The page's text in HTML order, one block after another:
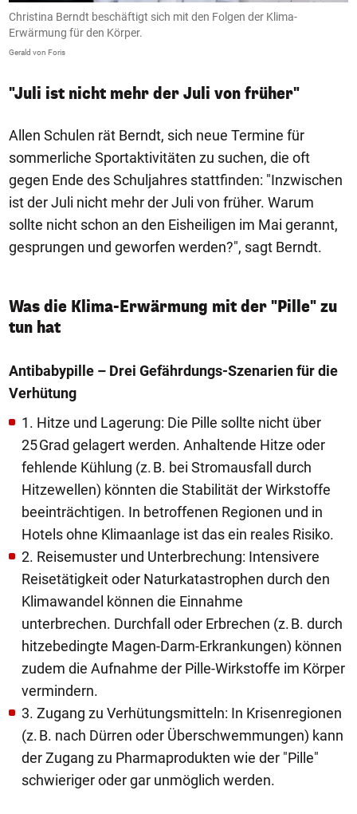
Christina Berndt beschäftigt sich mit den Folgen der Klima-
Erwärmung für den Körper.
Gerald von Foris
"Juli ist nicht mehr der Juli von früher"
Allen Schulen rät Berndt, sich neue Termine für
sommerliche Sportaktivitäten zu suchen, die oft
gegen Ende des Schuljahres stattfinden: "Inzwischen
ist der Juli nicht mehr der Juli von früher. Warum
sollte nicht schon an den Eisheiligen im Mai gerannt,
gesprungen und geworfen werden?", sagt Berndt.
Was die Klima-Erwärmung mit der "Pille" zu
tun hat
Antibabypille – Drei Gefährdungs-Szenarien für die
Verhütung
1. Hitze und Lagerung: Die Pille sollte nicht über
25 Grad gelagert werden. Anhaltende Hitze oder
fehlende Kühlung (z. B. bei Stromausfall durch
Hitzewellen) könnten die Stabilität der Wirkstoffe
beeinträchtigen. In betroffenen Regionen und in
Hotels ohne Klimaanlage ist das ein reales Risiko.
2. Reisemuster und Unterbrechung: Intensivere
Reisetätigkeit oder Naturkatastrophen durch den
Klimawandel können die Einnahme
unterbrechen. Durchfall oder Erbrechen (z. B. durch
hitzebedingte Magen-Darm-Erkrankungen) können
zudem die Aufnahme der Pille-Wirkstoffe im Körper
vermindern.
3. Zugang zu Verhütungsmitteln: In Krisenregionen
(z. B. nach Dürren oder Überschwemmungen) kann
der Zugang zu Pharmaprodukten wie der "Pille"
schwieriger oder gar unmöglich werden.